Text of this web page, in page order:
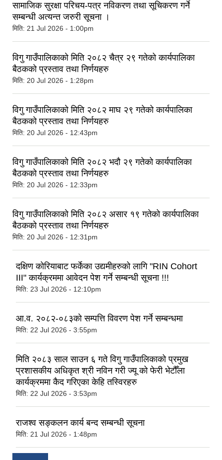
सामाजिक सुरक्षा परिचय-पत्र नविकरण तथा सूचिकरण गर्ने
सम्बन्धी अत्यन्त जरुरी सूचना ।
मिति: 21 Jul 2026 - 1:00pm
विगु गाउँपालिकाको मिति २०८२ चैत्र २९ गतेको कार्यपालिका
बैठकको प्रस्ताव तथा निर्णयहरु
मिति: 20 Jul 2026 - 1:28pm
विगु गाउँपालिकाको मिति २०८२ माघ २९ गतेको कार्यपालिका
बैठकको प्रस्ताव तथा निर्णयहरु
मिति: 20 Jul 2026 - 12:43pm
विगु गाउँपालिकाको मिति २०८२ भदौ २९ गतेको कार्यपालिका
बैठकको प्रस्ताव तथा निर्णयहरु
मिति: 20 Jul 2026 - 12:33pm
विगु गाउँपालिकाको मिति २०८२ असार १९ गतेको कार्यपालिका
बैठकको प्रस्ताव तथा निर्णयहरु
मिति: 20 Jul 2026 - 12:31pm
दक्षिण कोरियाबाट फर्केका उद्यमीहरुको लागि "RIN Cohort
III" कार्यक्रममा आवेदन पेश गर्ने सम्बन्धी सूचना !!!
मिति: 23 Jul 2026 - 12:10pm
आ.व. २०८२-०८३को सम्पत्ति विवरण पेश गर्ने सम्बन्धमा
मिति: 22 Jul 2026 - 3:55pm
मिति २०८३ साल साउन ६ गते विगु गाउँपालिकाको प्रमुख
प्रशासकीय अधिकृत श्री नविन गरी ज्यू को फेरी भेटौँला
कार्यक्रममा कैद गरिएका केहि तस्विरहरु
मिति: 22 Jul 2026 - 3:53pm
राजश्व सङ्कलन कार्य बन्द सम्बन्धी सूचना
मिति: 21 Jul 2026 - 1:48pm